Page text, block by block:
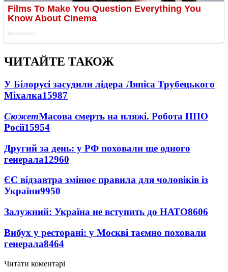
ЧИТАЙТЕ ТАКОЖ
У Білорусі засудили лідера Ляпіса Трубецького
Міхалка15987
СюжетМасова смерть на пляжі. Робота ППО
Росії15954
Другий за день: у РФ поховали ще одного
генерала12960
ЄС відзавтра змінює правила для чоловіків із
України9950
Залужний: Україна не вступить до НАТО8606
Вибух у ресторані: у Москві таємно поховали
генерала8464
Читати коментарі